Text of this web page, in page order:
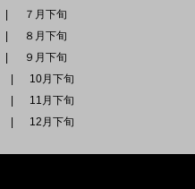
７月下旬
８月下旬
９月下旬
10月下旬
11月下旬
12月下旬